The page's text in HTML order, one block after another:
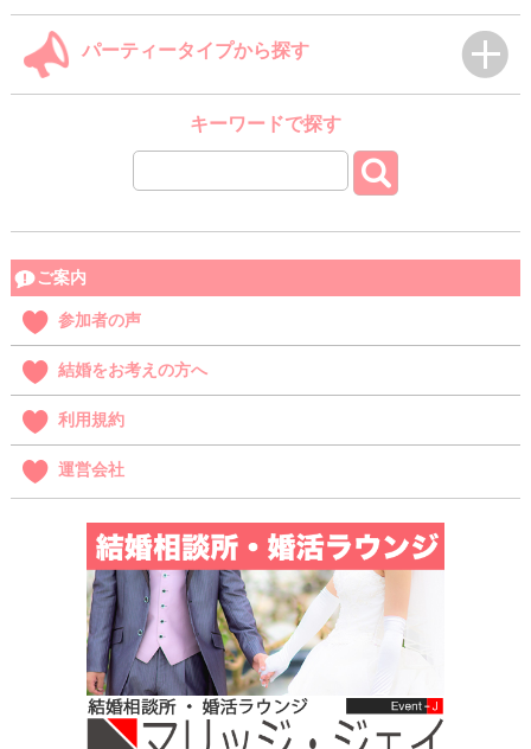
パーティータイプから探す
キーワードで探す
ご案内
参加者の声
結婚をお考えの方へ
利用規約
運営会社